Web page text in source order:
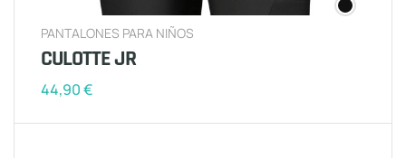
PANTALONES PARA NIÑOS
CULOTTE JR
44,90€